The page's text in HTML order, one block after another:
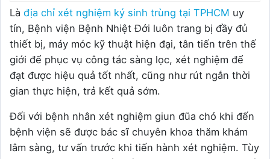
Là địa chỉ xét nghiệm ký sinh trùng tại TPHCM uy
tín, Bệnh viện Bệnh Nhiệt Đới luôn trang bị đầy đủ
thiết bị, máy móc kỹ thuật hiện đại, tân tiến trên thế
giới để phục vụ công tác sàng lọc, xét nghiệm để
đạt được hiệu quả tốt nhất, cũng như rút ngắn thời
gian thực hiện, trả kết quả sớm.
Đối với bệnh nhân xét nghiệm giun đũa chó khi đến
bệnh viện sẽ được bác sĩ chuyên khoa thăm khám
lâm sàng, tư vấn trước khi tiến hành xét nghiệm. Tùy